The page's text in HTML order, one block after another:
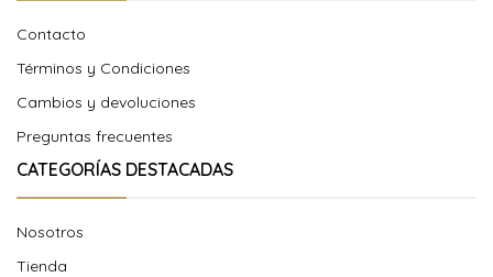
Contacto
Términos y Condiciones
Cambios y devoluciones
Preguntas frecuentes
CATEGORÍAS DESTACADAS
Nosotros
Tienda